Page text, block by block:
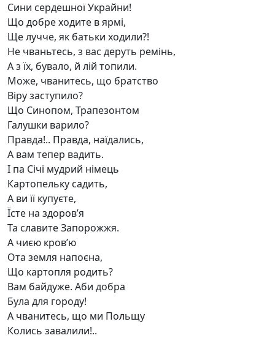
Сини сердешної Украйни!
Що добре ходите в ярмі,
Ще лучче, як батьки ходили?!
Не чваньтесь, з вас деруть ремінь,
А з їх, бувало, й лій топили.
Може, чванитесь, що братство
Віру заступило?
Що Синопом, Трапезонтом
Галушки варило?
Правда!.. Правда, наїдались,
А вам тепер вадить.
І па Січі мудрий німець
Картопельку садить,
А ви її купуєте,
Їсте на здоров’я
Та славите Запорожжя.
А чиєю кров’ю
Ота земля напоєна,
Що картопля родить?
Вам байдуже. Аби добра
Була для городу!
А чванитесь, що ми Польщу
Колись завалили!..